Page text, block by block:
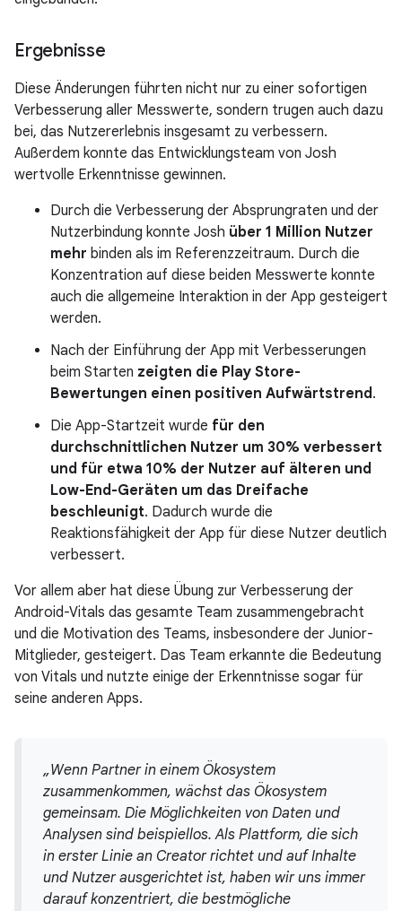
Ergebnisse
Diese Änderungen führten nicht nur zu einer sofortigen
Verbesserung aller Messwerte, sondern trugen auch dazu
bei, das Nutzererlebnis insgesamt zu verbessern.
Außerdem konnte das Entwicklungsteam von Josh
wertvolle Erkenntnisse gewinnen.
Durch die Verbesserung der Absprungraten und der
Nutzerbindung konnte Josh über 1 Million Nutzer
mehr binden als im Referenzzeitraum. Durch die
Konzentration auf diese beiden Messwerte konnte
auch die allgemeine Interaktion in der App gesteigert
werden.
Nach der Einführung der App mit Verbesserungen
beim Starten zeigten die Play Store-
Bewertungen einen positiven Aufwärtstrend.
Die App-Startzeit wurde für den
durchschnittlichen Nutzer um 30% verbessert
und für etwa 10% der Nutzer auf älteren und
Low-End-Geräten um das Dreifache
beschleunigt. Dadurch wurde die
Reaktionsfähigkeit der App für diese Nutzer deutlich
verbessert.
Vor allem aber hat diese Übung zur Verbesserung der
Android-Vitals das gesamte Team zusammengebracht
und die Motivation des Teams, insbesondere der Junior-
Mitglieder, gesteigert. Das Team erkannte die Bedeutung
von Vitals und nutzte einige der Erkenntnisse sogar für
seine anderen Apps.
„Wenn Partner in einem Ökosystem
zusammenkommen, wächst das Ökosystem
gemeinsam. Die Möglichkeiten von Daten und
Analysen sind beispiellos. Als Plattform, die sich
in erster Linie an Creator richtet und auf Inhalte
und Nutzer ausgerichtet ist, haben wir uns immer
darauf konzentriert, die bestmögliche